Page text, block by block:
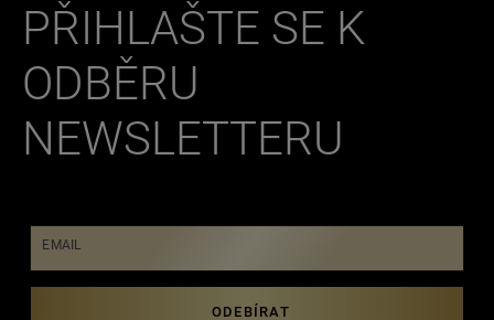
PŘIHLAŠTE SE K
ODBĚRU
NEWSLETTERU
EMAIL